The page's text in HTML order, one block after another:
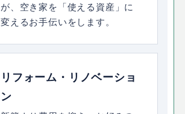
が、空き家を「使える資産」に
変えるお手伝いをします。
リフォーム・リノベーショ
ン